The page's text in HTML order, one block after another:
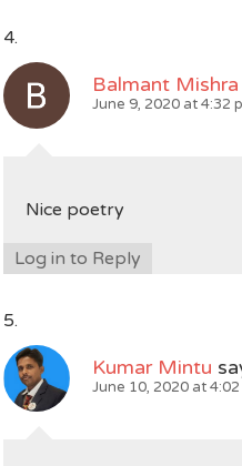
Balmant Mishra
June 9, 2020 at 4:32
Nice poetry
Log in to Reply
Kumar Mintu
June 10, 2020 at 4:02